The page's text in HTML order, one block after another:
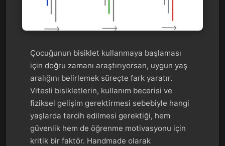
Çocuğunun bisiklet kullanmaya başlaması
için doğru zamanı araştırıyorsan, uygun yaş
aralığını belirlemek süreçte fark yaratır.
Vitesli bisikletlerin, kullanım becerisi ve
fiziksel gelişim gerektirmesi sebebiyle hangi
yaşlarda tercih edilmesi gerektiği, hem
güvenlik hem de öğrenme motivasyonu için
kritik bir faktör. Handmade olarak